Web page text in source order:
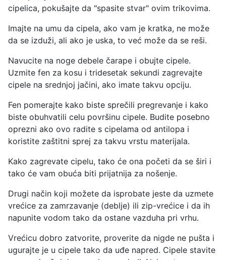
cipelica, pokušajte da "spasite stvar" ovim trikovima.
Imajte na umu da cipela, ako vam je kratka, ne može
da se izduži, ali ako je uska, to već može da se reši.
Navucite na noge debele čarape i obujte cipele.
Uzmite fen za kosu i tridesetak sekundi zagrevajte
cipele na srednjoj jačini, ako imate takvu opciju.
Fen pomerajte kako biste sprečili pregrevanje i kako
biste obuhvatili celu površinu cipele. Budite posebno
oprezni ako ovo radite s cipelama od antilopa i
koristite zaštitni sprej za takvu vrstu materijala.
Kako zagrevate cipelu, tako će ona početi da se širi i
tako će vam obuća biti prijatnija za nošenje.
Drugi način koji možete da isprobate jeste da uzmete
vrećice za zamrzavanje (deblje) ili zip-vrećice i da ih
napunite vodom tako da ostane vazduha pri vrhu.
Vrećicu dobro zatvorite, proverite da nigde ne pušta i
ugurajte je u cipele tako da uđe napred. Cipele stavite